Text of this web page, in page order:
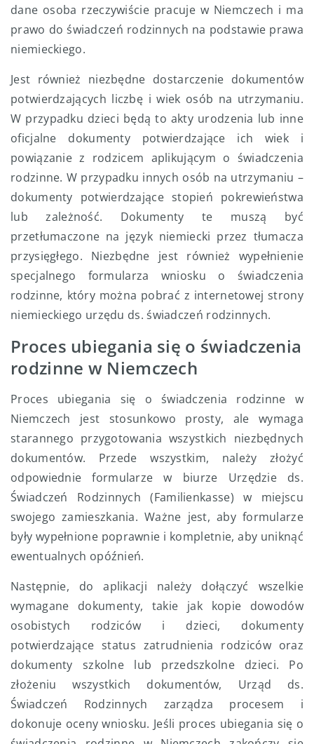
dane osoba rzeczywiście pracuje w Niemczech i ma
prawo do świadczeń rodzinnych na podstawie prawa
niemieckiego.
Jest również niezbędne dostarczenie dokumentów
potwierdzających liczbę i wiek osób na utrzymaniu.
W przypadku dzieci będą to akty urodzenia lub inne
oficjalne dokumenty potwierdzające ich wiek i
powiązanie z rodzicem aplikującym o świadczenia
rodzinne. W przypadku innych osób na utrzymaniu –
dokumenty potwierdzające stopień pokrewieństwa
lub zależność. Dokumenty te muszą być
przetłumaczone na język niemiecki przez tłumacza
przysięgłego. Niezbędne jest również wypełnienie
specjalnego formularza wniosku o świadczenia
rodzinne, który można pobrać z internetowej strony
niemieckiego urzędu ds. świadczeń rodzinnych.
Proces ubiegania się o świadczenia
rodzinne w Niemczech
Proces ubiegania się o świadczenia rodzinne w
Niemczech jest stosunkowo prosty, ale wymaga
starannego przygotowania wszystkich niezbędnych
dokumentów. Przede wszystkim, należy złożyć
odpowiednie formularze w biurze Urzędzie ds.
Świadczeń Rodzinnych (Familienkasse) w miejscu
swojego zamieszkania. Ważne jest, aby formularze
były wypełnione poprawnie i kompletnie, aby uniknąć
ewentualnych opóźnień.
Następnie, do aplikacji należy dołączyć wszelkie
wymagane dokumenty, takie jak kopie dowodów
osobistych rodziców i dzieci, dokumenty
potwierdzające status zatrudnienia rodziców oraz
dokumenty szkolne lub przedszkolne dzieci. Po
złożeniu wszystkich dokumentów, Urząd ds.
Świadczeń Rodzinnych zarządza procesem i
dokonuje oceny wniosku. Jeśli proces ubiegania się o